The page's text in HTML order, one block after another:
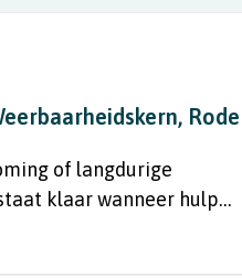
Rode
of langdurige
klaar wanneer hulp